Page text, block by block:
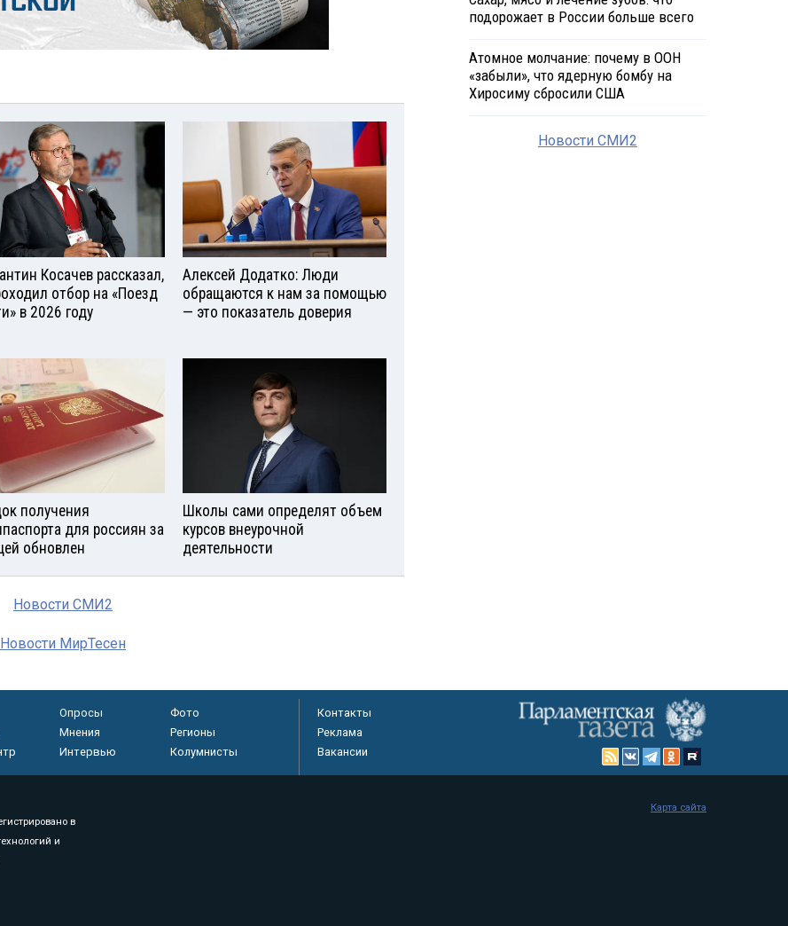
Косачев рассказал,
отбор на «Поезд
в 2026 году
Алексей Додатко: Люди
обращаются к нам за помощью
— это показатель доверия
получения
для россиян за
обновлен
Школы сами определят объем
курсов внеурочной
деятельности
Новости СМИ2
Новости МирТесен
подорожает в России больше всего
Атомное молчание: почему в ООН
«забыли», что ядерную бомбу на
Хиросиму сбросили США
Новости СМИ2
Опросы
Фото
Мнения
Регионы
Интервью Колумнисты
Контакты
Реклама
Вакансии
в
и
Карта сайта